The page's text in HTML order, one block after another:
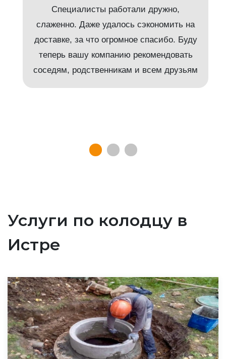
Специалисты работали дружно,
слаженно. Даже удалось сэкономить на
доставке, за что огромное спасибо. Буду
теперь вашу компанию рекомендовать
соседям, родственникам и всем друзьям
Услуги по колодцу в
Истре